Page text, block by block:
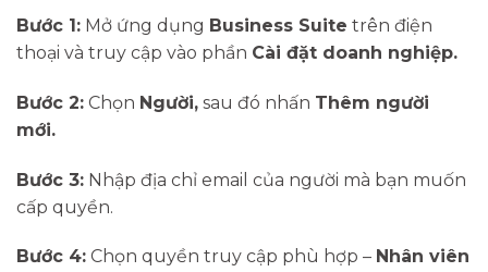
Bước 1: Mở ứng dụng Business Suite trên điện
thoại và truy cập vào phần Cài đặt doanh nghiệp.
Bước 2: Chọn Người, sau đó nhấn Thêm người
mới.
Bước 3: Nhập địa chỉ email của người mà bạn muốn
cấp quyền.
Bước 4: Chọn quyền truy cập phù hợp – Nhân viên